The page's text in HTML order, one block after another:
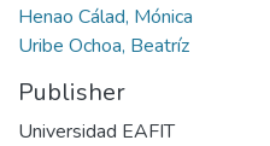
Henao Cálad, Mónica
Uribe Ochoa, Beatríz
Publisher
Universidad EAFIT